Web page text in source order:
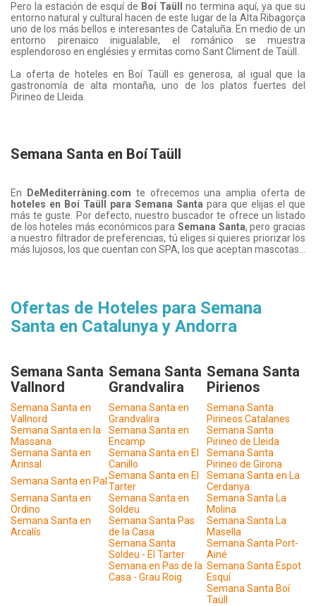
Pero la estación de esquí de Boí Taüll
no termina aquí, ya que su
entorno natural y cultural hacen de este lugar de la Alta Ribagorça
uno de los más bellos e interesantes de Cataluña. En medio de un
entorno pirenaico inigualable, el románico se muestra
esplendoroso en englésies y ermitas como Sant Climent de Taüll.
La oferta de hoteles en Boí Taüll es generosa, al igual que la
gastronomía de alta montaña, uno de los platos fuertes del
Pirineo de Lleida.
Semana Santa en Boí Taüll
En DeMediterràning.com te ofrecemos una amplia oferta de
hoteles en Boí Taüll para Semana Santa para que elijas el que
más te guste. Por defecto, nuestro buscador te ofrece un listado
de los hoteles más económicos para Semana Santa, pero gracias
a nuestro filtrador de preferencias, tú eliges si quieres priorizar los
más lujosos, los que cuentan con SPA, los que aceptan mascotas...
Ofertas de Hoteles para Semana
Santa en Catalunya y Andorra
Semana Santa
Vallnord
Semana Santa
Grandvalira
Semana Santa
Pirienos
Semana Santa en
Vallnord
Semana Santa en
Grandvalira
Semana Santa
Pirineos Catalanes
Semana Santa en la
Massana
Semana Santa en
Encamp
Semana Santa
Pirineo de Lleida
Semana Santa en
Arinsal
Semana Santa en El
Canillo
Semana Santa
Pirineo de Girona
Semana Santa en Pal Semana Santa en El
Tarter
Semana Santa en La
Cerdanya
Semana Santa en
Ordino
Semana Santa en
Soldeu
Semana Santa La
Molina
Semana Santa en
Arcalís
Semana Santa Pas
de la Casa
Semana Santa La
Masella
Semana Santa
Soldeu - El Tarter
Semana Santa Port-
Ainé
Semana en Pas de la
Casa - Grau Roig
Semana Santa Espot
Esquí
Semana Santa Boí
Taüll